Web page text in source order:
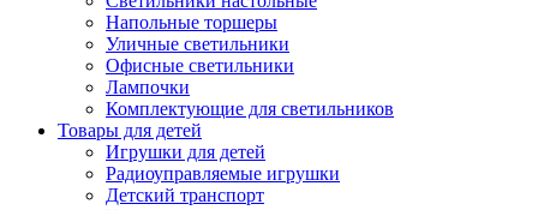
Напольные торшеры
Уличные светильники
Офисные светильники
Лампочки
Комплектующие для светильников
Товары для детей
Игрушки для детей
Радиоуправляемые игрушки
Детский транспорт